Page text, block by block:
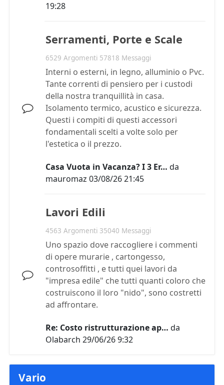
19:28
Serramenti, Porte e Scale
6529 Argomenti 57818 Messaggi
Interni o esterni, in legno, alluminio o Pvc.
Tante correnti di pensiero per i custodi
della nostra tranquillità in casa.
Isolamento termico, acustico e sicurezza.
Questi i compiti di questi accessori
fondamentali scelti a volte solo per
l'estetica o il prezzo.
Casa Vuota in Vacanza? I 3 Er… da
mauromaz 03/08/26 21:45
Lavori Edili
4563 Argomenti 35040 Messaggi
Uno spazio dove raccogliere i commenti
di opere murarie , cartongesso,
controsoffitti , e tutti quei lavori da
"impresa edile" che tutti quanti coloro che
costruiscono il loro "nido", sono costretti
ad affrontare.
Re: Costo ristrutturazione ap… da
Olabarch 29/06/26 9:32
Vario